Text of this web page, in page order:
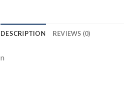
DESCRIPTION REVIEWS (0)
n